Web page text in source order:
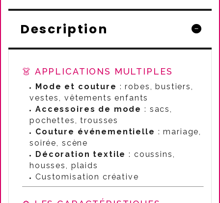
Description
👗 APPLICATIONS MULTIPLES
Mode et couture : robes, bustiers,
vestes, vêtements enfants
Accessoires de mode : sacs,
pochettes, trousses
Couture événementielle : mariage,
soirée, scène
Décoration textile : coussins,
housses, plaids
Customisation créative